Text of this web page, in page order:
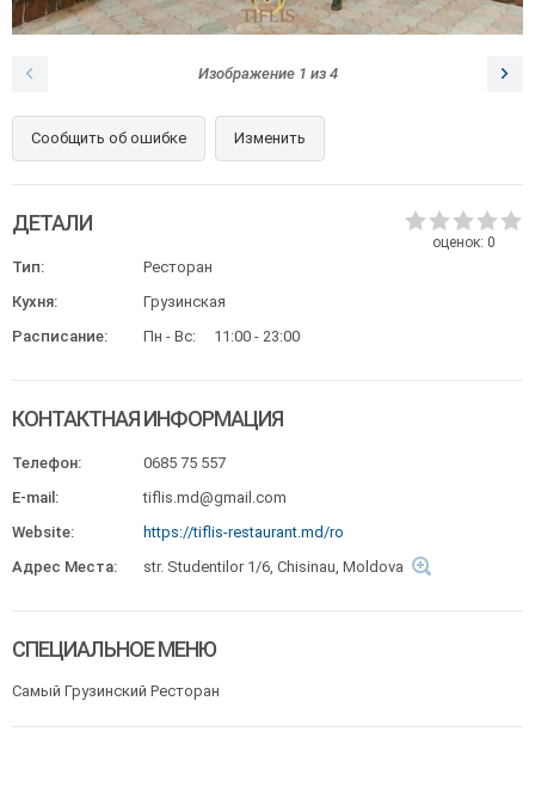
Изображение 1 из 4
Сообщить об ошибке Изменить
оценок: 0
ДЕТАЛИ
Тип:
Ресторан
Кухня:
Грузинская
Расписание:
Пн - Вс: 11:00 - 23:00
КОНТАКТНАЯ ИНФОРМАЦИЯ
Телефон:
0685 75 557
E-mail:
tiflis.md@gmail.com
Website:
https://tiflis-restaurant.md/ro
Адрес Места:
str. Studentilor 1/6, Chisinau, Moldova
СПЕЦИАЛЬНОЕ МЕНЮ
Самый Грузинский Ресторан